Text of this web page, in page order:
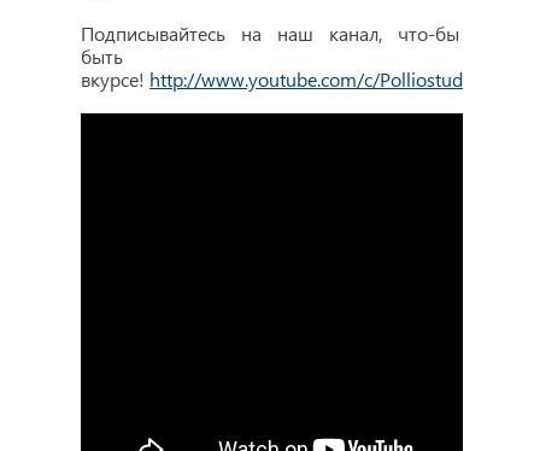
Как заказать
О нас
Подписывайтесь на наш канал, что-бы
быть
вкурсе! http://www.youtube.com/c/PolliostudioRU